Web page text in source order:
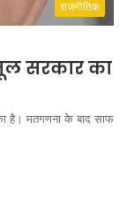
राजनीतिक
सरकार का
है। मतगणना के बाद साफ